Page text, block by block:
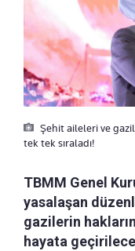
Şehit aileleri ve
tek tek sıraladı!
TBMM Genel
yasalaşan
gazilerin
hayata